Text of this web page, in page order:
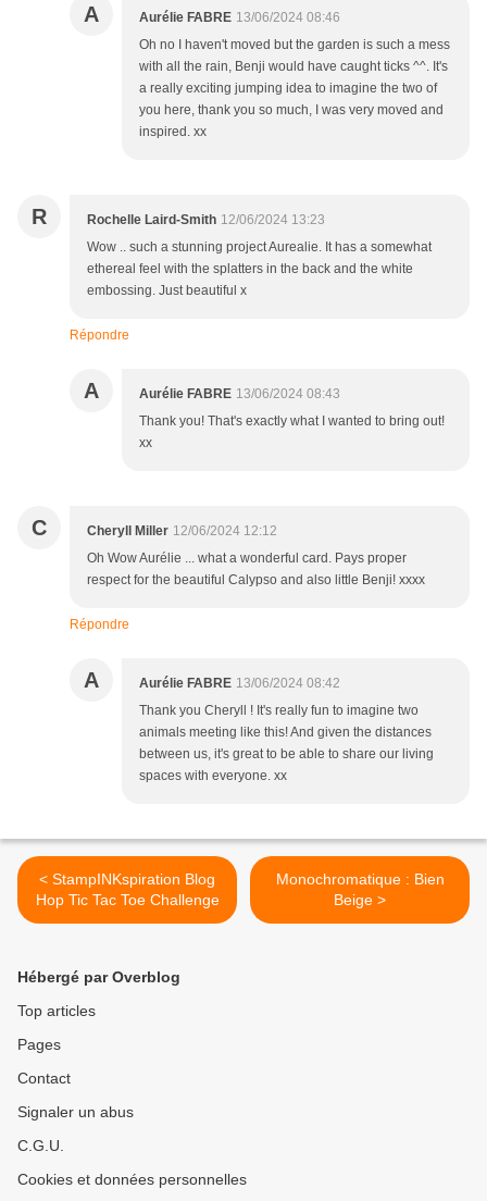
A Aurélie FABRE 13/06/2024 08:46
Oh no I haven't moved but the garden is such a mess
with all the rain, Benji would have caught ticks ^^. It's
a really exciting jumping idea to imagine the two of
you here, thank you so much, I was very moved and
inspired. xx
R Rochelle Laird-Smith 12/06/2024 13:23
Wow .. such a stunning project Aurealie. It has a somewhat
ethereal feel with the splatters in the back and the white
embossing. Just beautiful x
Répondre
A Aurélie FABRE 13/06/2024 08:43
Thank you! That's exactly what I wanted to bring out!
xx
C Cheryll Miller 12/06/2024 12:12
Oh Wow Aurélie ... what a wonderful card. Pays proper
respect for the beautiful Calypso and also little Benji! xxxx
Répondre
A Aurélie FABRE 13/06/2024 08:42
Thank you Cheryll ! It's really fun to imagine two
animals meeting like this! And given the distances
between us, it's great to be able to share our living
spaces with everyone. xx
< StampINKspiration Blog
Hop Tic Tac Toe Challenge
Monochromatique : Bien
Beige >
Hébergé par Overblog
Top articles
Pages
Contact
Signaler un abus
C.G.U.
Cookies et données personnelles